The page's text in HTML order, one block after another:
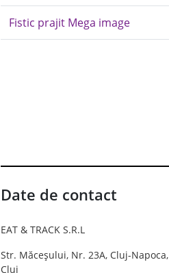
Fistic prajit Mega image
Date de contact
EAT & TRACK S.R.L
Str. Măceșului, Nr. 23A, Cluj-Napoca,
Cluj